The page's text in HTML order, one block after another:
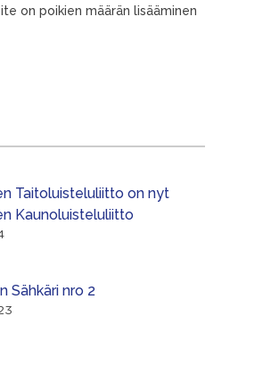
on poikien määrän lisääminen
Taitoluisteluliitto on nyt
Kaunoluisteluliitto
Sähkäri nro 2